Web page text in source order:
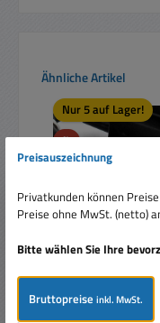
Produktgalerie
Ähnliche Artikel
Nur 5 auf Lager!
%Rabatt
Preisauszeichnung
Privatkunden können
Preise ohne MwSt. (netto)
Bitte wählen Sie Ihre
Bruttopreiseinkl. MwSt.